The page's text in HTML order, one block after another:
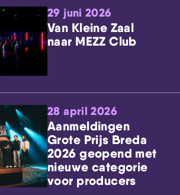
Skip navigatie
29 juni 2026
Van Kleine Zaal
naar MEZZ Club
28 april 2026
Aanmeldingen
Grote Prijs Breda
2026 geopend met
nieuwe categorie
voor producers